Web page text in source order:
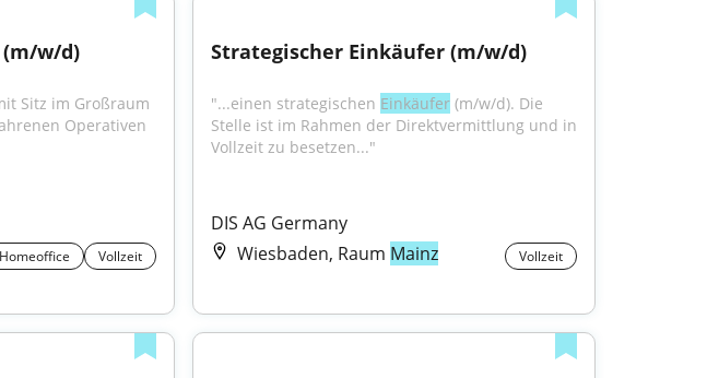
w/d)
Homeoffice Vollzeit
Strategischer Einkäufer (m/w/d)
"...einen strategischen Einkäufer (m/w/d). Die
Stelle ist im Rahmen der Direktvermittlung und in
Vollzeit zu besetzen..."
DIS AG Germany
Wiesbaden, Raum Mainz Vollzeit